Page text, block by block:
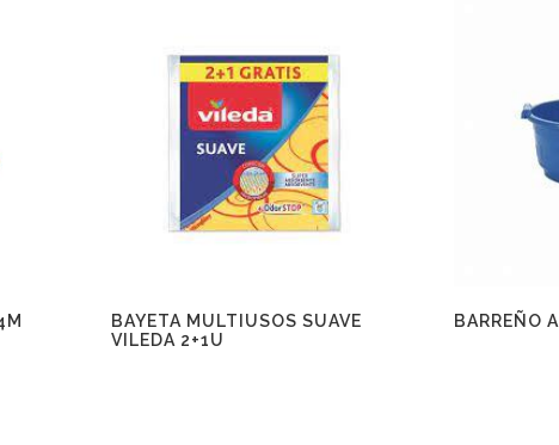
BAYETA MULTIUSOS SUAVE
VILEDA 2+1U
BARREÑO